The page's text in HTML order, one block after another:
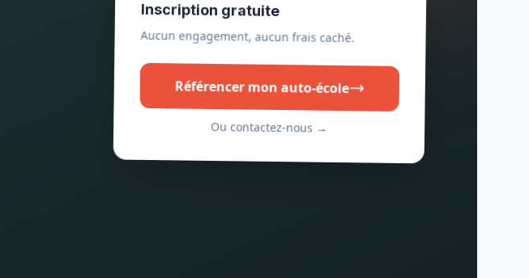
Inscription gratuite
Aucun engagement, aucun frais caché.
Référencer mon auto-école
Ou contactez-nous →